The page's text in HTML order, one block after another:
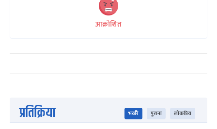
आक्रोशित
प्रतिक्रिया भर्खरै पुराना लोकप्रिय